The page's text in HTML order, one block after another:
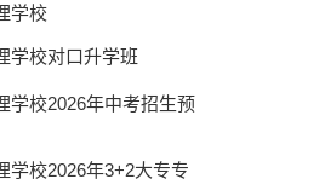
学校
学校对口升学班
学校2026年中考招生预
学校2026年3+2大专专